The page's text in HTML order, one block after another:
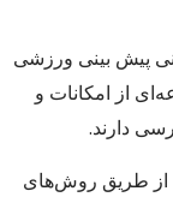
پیش بینی ورزشی
از امکانات و
دارند.
از طریق روش‌های